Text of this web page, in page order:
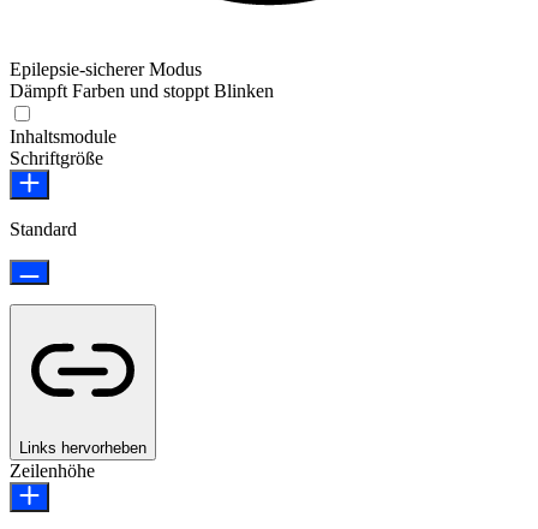
Epilepsie-sicherer Modus
Dämpft Farben und stoppt Blinken
Inhaltsmodule
Schriftgröße
Standard
Links hervorheben
Zeilenhöhe